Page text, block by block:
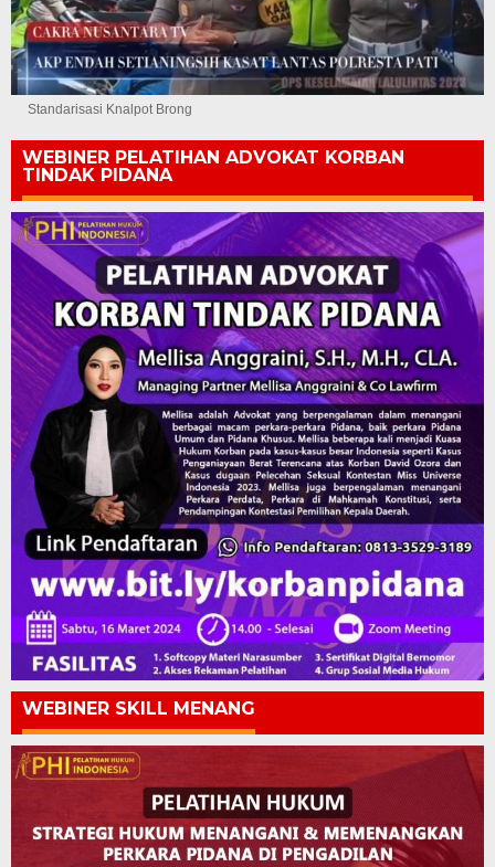
Standarisasi Knalpot Brong
WEBINER PELATIHAN ADVOKAT KORBAN
TINDAK PIDANA
WEBINER SKILL MENANG